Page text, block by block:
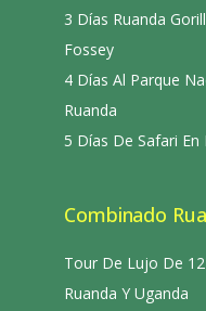
3 Días Ruanda
Fossey
4 Días Al Parque
Ruanda
5 Días De Safari En
Combinado
Tour De Lujo De
Ruanda Y Uganda